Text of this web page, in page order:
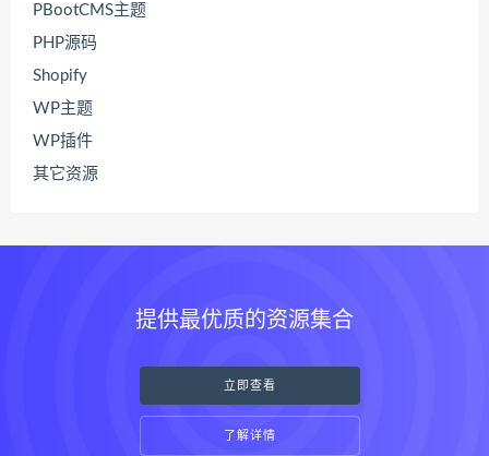
PBootCMS主题
PHP源码
Shopify
WP主题
WP插件
其它资源
提供最优质的资源集合
立即查看
了解详情